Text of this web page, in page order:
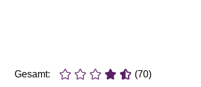
Gesamt: (70)